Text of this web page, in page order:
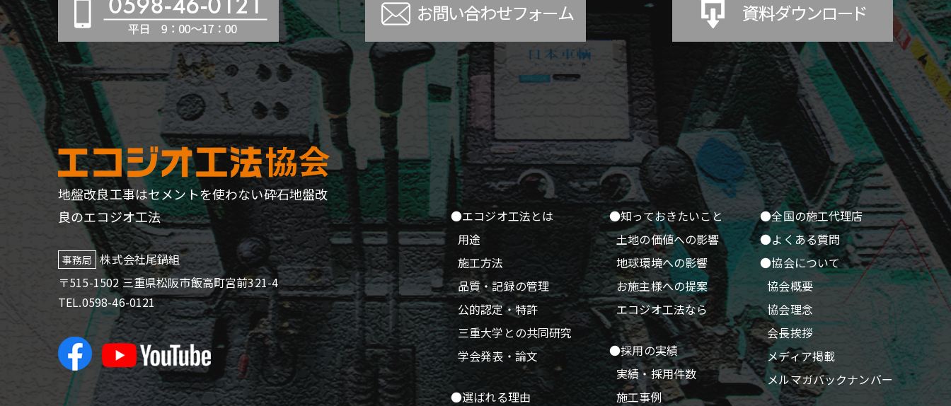
地盤改良工事はセメントを使わない砕石地盤改
良のエコジオ工法
事務局
株式会社尾鍋組
〒515-1502 三重県松阪市飯高町宮前321-4
TEL.0598-46-0121
●エコジオ工法とは
用途
施工方法
品質・記録の管理
公的認定・特許
三重大学との共同研究
学会発表・論文
●選ばれる理由
●知っておきたいこと
土地の価値への影響
地球環境への影響
お施主様への提案
エコジオ工法なら
●採用の実績
実績・採用件数
施工事例
●全国の施工代理店
●よくある質問
●協会について
協会概要
協会理念
会長挨拶
メディア掲載
メルマガバックナンバー